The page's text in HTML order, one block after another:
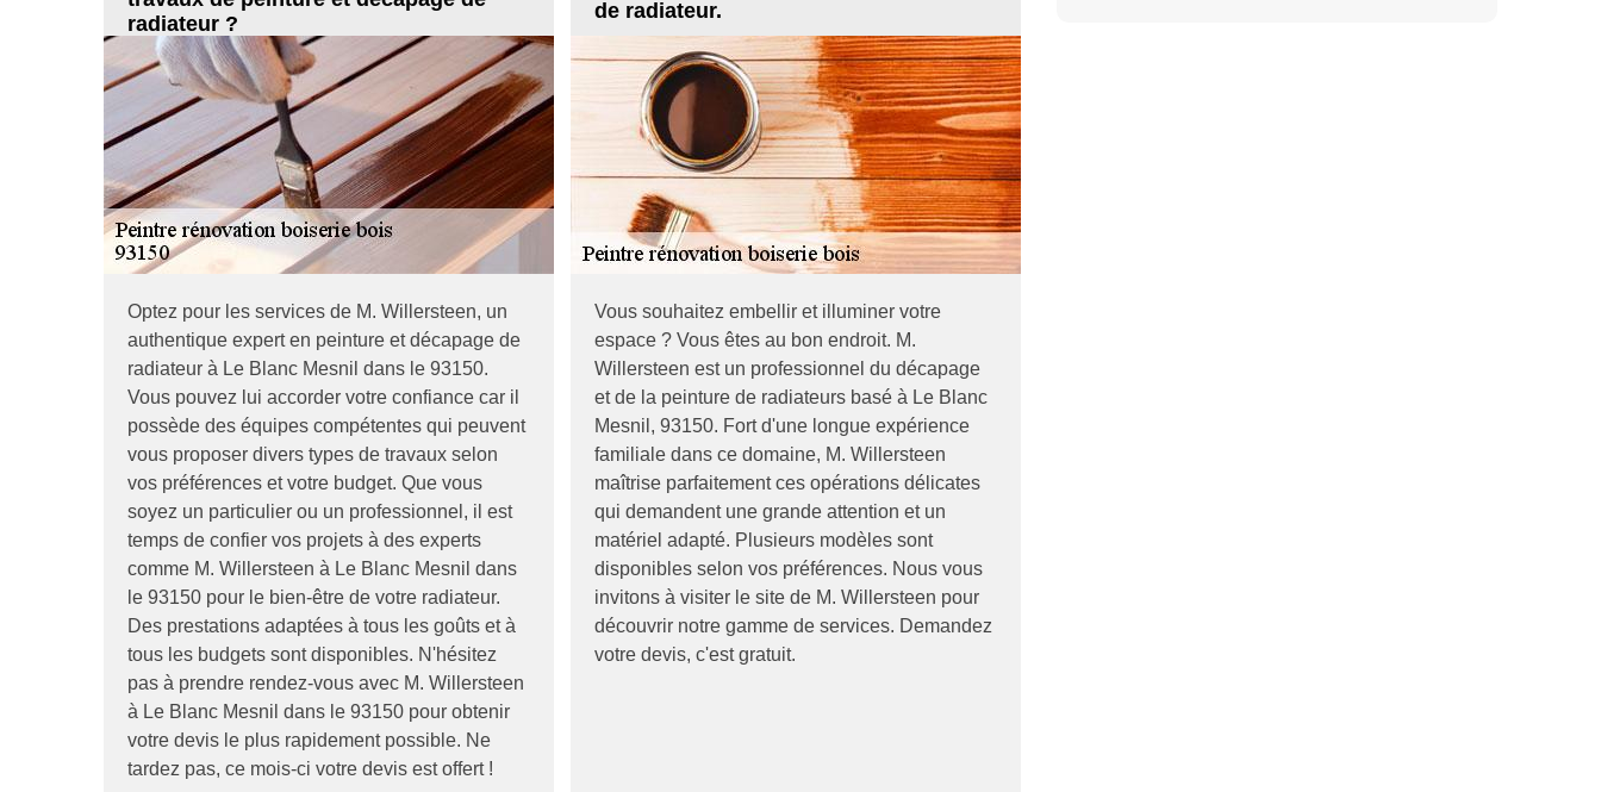
radiateur ?
Optez pour les services de M. Willersteen, un
authentique expert en peinture et décapage de
radiateur à Le Blanc Mesnil dans le 93150.
Vous pouvez lui accorder votre confiance car il
possède des équipes compétentes qui peuvent
vous proposer divers types de travaux selon
vos préférences et votre budget. Que vous
soyez un particulier ou un professionnel, il est
temps de confier vos projets à des experts
comme M. Willersteen à Le Blanc Mesnil dans
le 93150 pour le bien-être de votre radiateur.
Des prestations adaptées à tous les goûts et à
tous les budgets sont disponibles. N'hésitez
pas à prendre rendez-vous avec M. Willersteen
à Le Blanc Mesnil dans le 93150 pour obtenir
votre devis le plus rapidement possible. Ne
tardez pas, ce mois-ci votre devis est offert !
de radiateur.
Vous souhaitez embellir et illuminer votre
espace ? Vous êtes au bon endroit. M.
Willersteen est un professionnel du décapage
et de la peinture de radiateurs basé à Le Blanc
Mesnil, 93150. Fort d'une longue expérience
familiale dans ce domaine, M. Willersteen
maîtrise parfaitement ces opérations délicates
qui demandent une grande attention et un
matériel adapté. Plusieurs modèles sont
disponibles selon vos préférences. Nous vous
invitons à visiter le site de M. Willersteen pour
découvrir notre gamme de services. Demandez
votre devis, c'est gratuit.